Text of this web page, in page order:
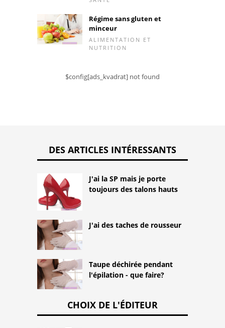
Régime sans gluten et
minceur
ALIMENTATION ET
NUTRITION
$config[ads_kvadrat] not found
DES ARTICLES INTÉRESSANTS
J'ai la SP mais je porte
toujours des talons hauts
J'ai des taches de rousseur
Taupe déchirée pendant
l'épilation - que faire?
CHOIX DE L'ÉDITEUR